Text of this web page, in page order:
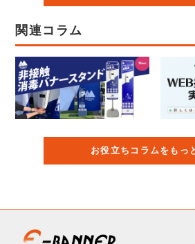
関連コラム
お役立ちコラムをもっ